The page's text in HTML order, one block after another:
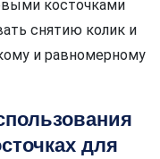
косточками
снятию колик и
и равномерному
для